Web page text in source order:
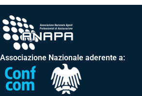
Associazione Nazionale aderente a: